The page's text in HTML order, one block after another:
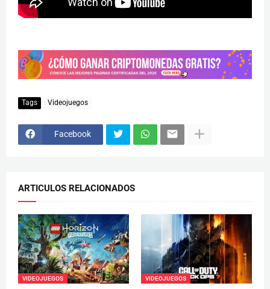
Tags Videojuegos
Facebook
ARTICULOS RELACIONADOS
VIDEOJUEGOS VIDEOJUEGOS